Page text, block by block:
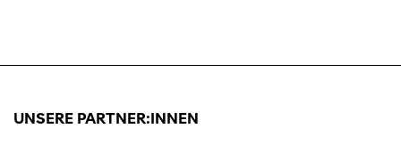
UNSERE PARTNER:INNEN